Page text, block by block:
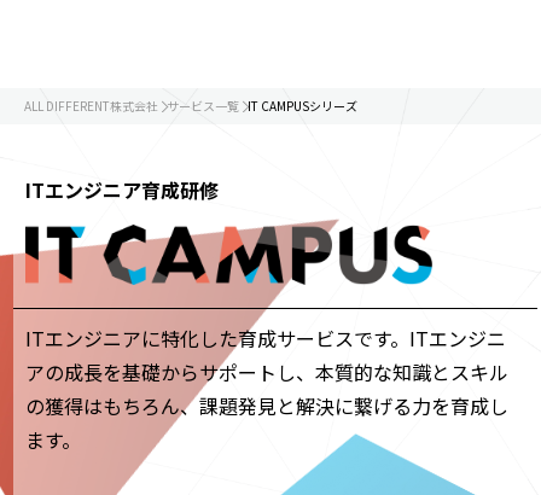
ALL DIFFERENT株式会社 サービス一覧 IT CAMPUSシリーズ
ITエンジニア育成研修
ITエンジニアに特化した育成サービスです。ITエンジニ
アの成長を基礎からサポートし、本質的な知識とスキル
の獲得はもちろん、課題発見と解決に繋げる力を育成し
ます。